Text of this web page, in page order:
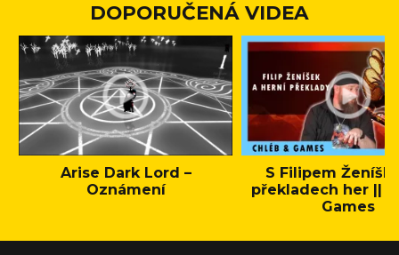
DOPORUČENÁ VIDEA
Arise Dark Lord –
Oznámení
S Filipem
překladech her ||
Games